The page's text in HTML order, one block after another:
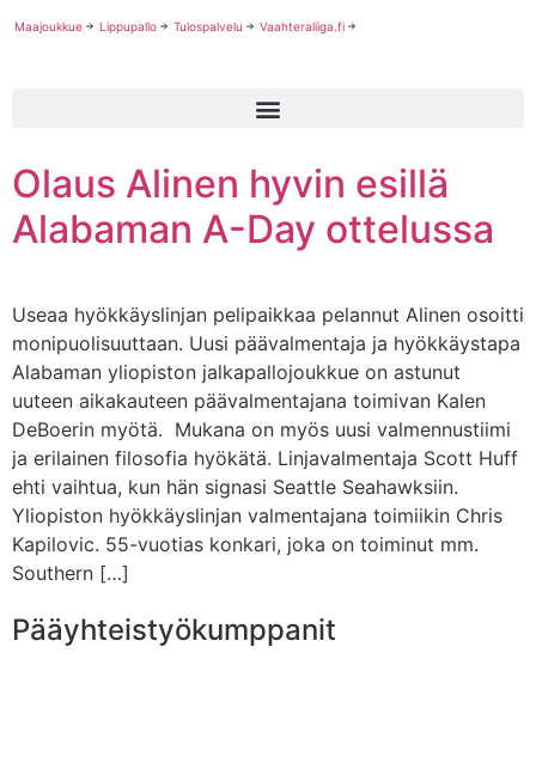
Maajoukkue Lippupallo Tulospalvelu Vaahteraliiga.fi
Olaus Alinen hyvin esillä
Alabaman A-Day ottelussa
Useaa hyökkäyslinjan pelipaikkaa pelannut Alinen osoitti
monipuolisuuttaan. Uusi päävalmentaja ja hyökkäystapa
Alabaman yliopiston jalkapallojoukkue on astunut
uuteen aikakauteen päävalmentajana toimivan Kalen
DeBoerin myötä. Mukana on myös uusi valmennustiimi
ja erilainen filosofia hyökätä. Linjavalmentaja Scott Huff
ehti vaihtua, kun hän signasi Seattle Seahawksiin.
Yliopiston hyökkäyslinjan valmentajana toimiikin Chris
Kapilovic. 55-vuotias konkari, joka on toiminut mm.
Southern […]
Pääyhteistyökumppanit